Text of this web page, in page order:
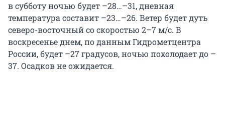
в субботу ночью будет –28…–31, дневная
температура составит –23…–26. Ветер будет дуть
северо-восточный со скоростью 2–7 м/с. В
воскресенье днем, по данным Гидрометцентра
России, будет –27 градусов, ночью похолодает до –
37. Осадков не ожидается.